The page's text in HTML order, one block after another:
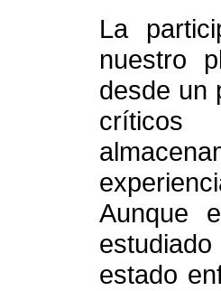
La
nuestro
desde un
críticos
Aunque
estado